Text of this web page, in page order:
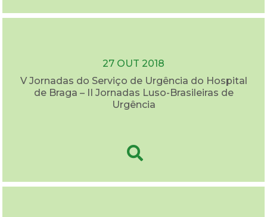
27 OUT 2018
V Jornadas do Serviço de Urgência do Hospital
de Braga – II Jornadas Luso-Brasileiras de
Urgência